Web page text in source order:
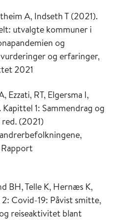
A, Indseth T (2021).
utvalgte kommuner i
og
og erfaringer,
2021
Ezzati, RT, Elgersma I,
1: Sammendrag og
(2021)
BH, Telle K, Hernæs K,
Covid-19: Påvist smitte,
reiseaktivitet blant